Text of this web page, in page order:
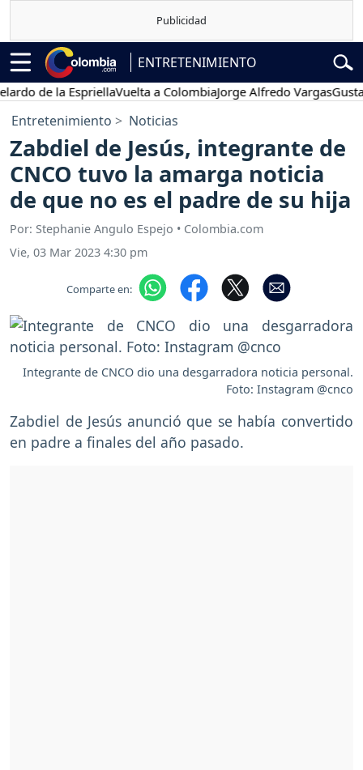
ENTRETENIMIENTO
la EspriellaVuelta a ColombiaJorge Alfredo VargasGustavo
Entretenimiento Noticias
Zabdiel de Jesús, integrante de
CNCO tuvo la amarga noticia
de que no es el padre de su hija
Por: Stephanie Angulo Espejo • Colombia.com
Vie, 03 Mar 2023 4:30 pm
Comparte en:
Integrante de CNCO dio una desgarradora noticia personal.
Foto: Instagram @cnco
Zabdiel de Jesús anunció que se había convertido
en padre a finales del año pasado.